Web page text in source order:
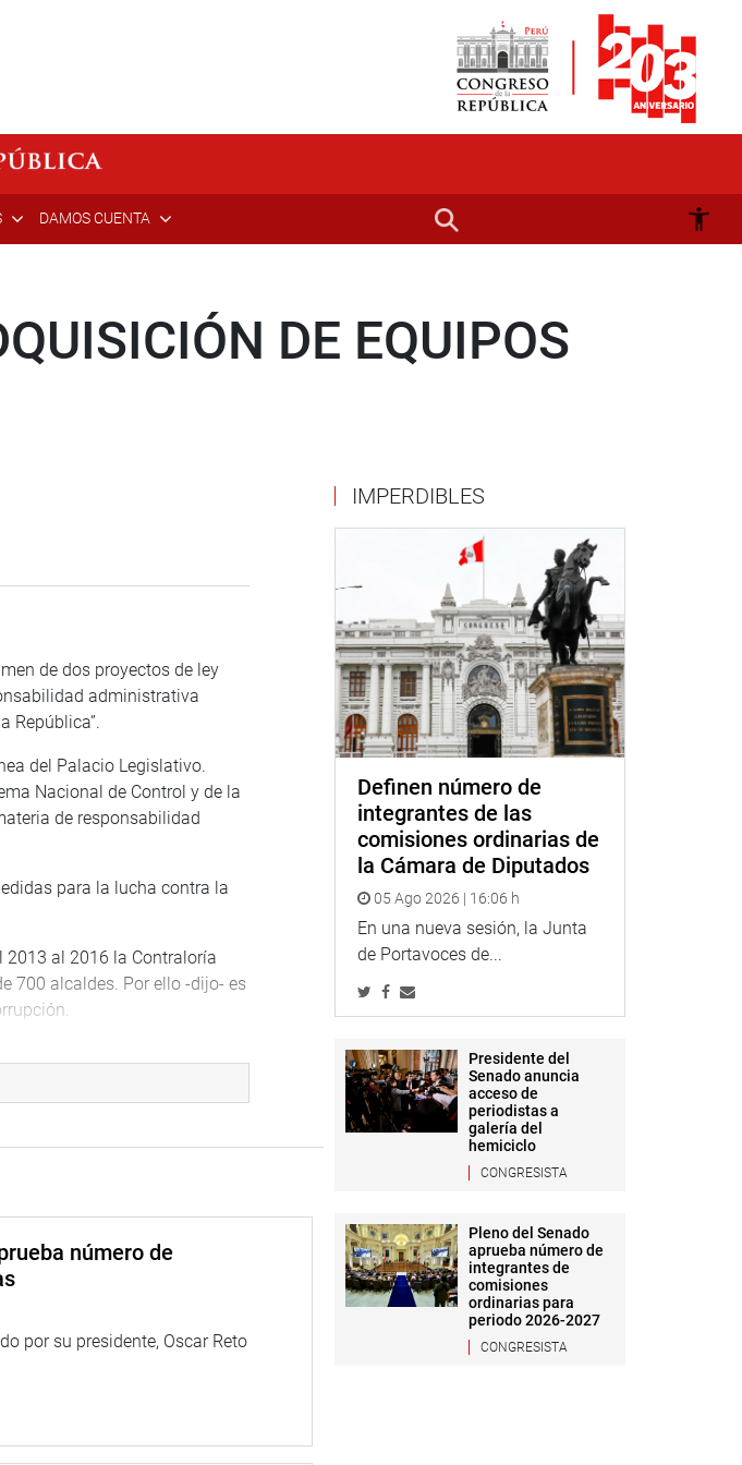
DAMOS CUENTA
DE EQUIPOS
de dos proyectos de ley
administrativa
República”.
del Palacio Legislativo.
Nacional de Control y de la
de responsabilidad
para la lucha contra la
al 2016 la Contraloría
700 alcaldes. Por ello -dijo- es
soles destinados al Cuerpo
del Estado, y no
un riesgo de incumplimiento
contrataciones en cuestión.
dijo que no se trató
por la entidad.
número de
por su presidente, Oscar Reto
IMPERDIBLES
Definen número de
integrantes de las
comisiones ordinarias de
la Cámara de Diputados
05 Ago 2026 | 16:06 h
En una nueva sesión, la Junta
de Portavoces de...
Presidente del
Senado anuncia
acceso de
periodistas a
galería del
hemiciclo
CONGRESISTA
Pleno del Senado
aprueba número de
integrantes de
comisiones
ordinarias para
periodo 2026-2027
CONGRESISTA